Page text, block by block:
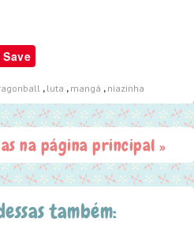
Save
, luta , mangá , niazinha
na página principal »
também: